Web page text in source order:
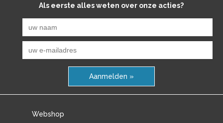
Als eerste alles weten over onze acties?
Aanmelden »
Webshop